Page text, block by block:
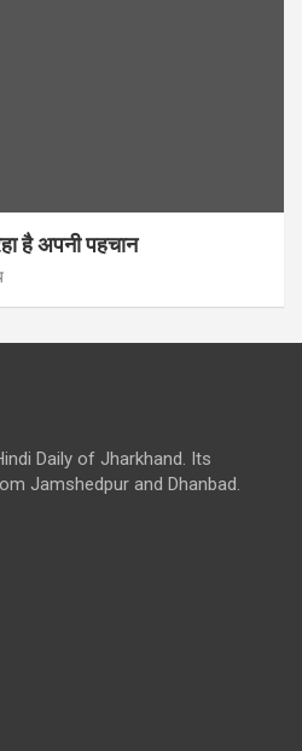
है अपनी पहचान
Daily of Jharkhand. Its
Jamshedpur and Dhanbad.